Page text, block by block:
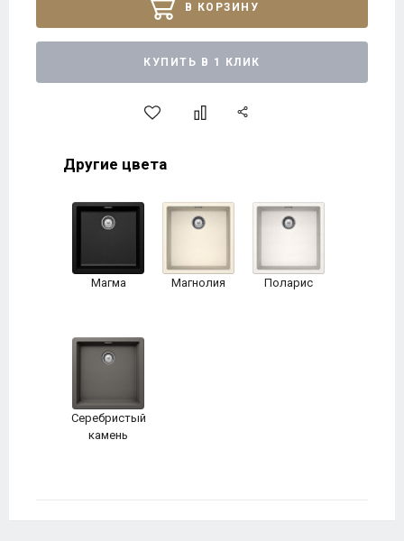
В КОРЗИНУ
КУПИТЬ В 1 КЛИК
Другие цвета
Магма Магнолия Поларис
Серебристый
камень